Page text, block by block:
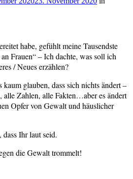
habe, gefühlt meine Tausendste
Frauen“ – Ich dachte, was soll ich
/ Neues erzählen?
glauben, dass sich nichts ändert –
alle Zahlen, alle Fakten…aber es ändert
Opfer von Gewalt und häuslicher
Ihr laut seid.
die Gewalt trommelt!